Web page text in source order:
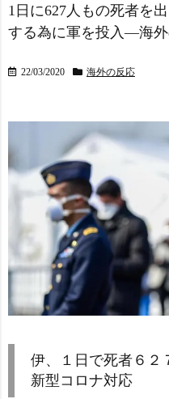
1日に627人もの死者を
する為に軍を投入―海
22/03/2020 海外の反応
伊、１日で死者６
新型コロナ対応